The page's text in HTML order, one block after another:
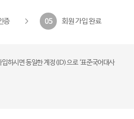
증 05 회원 가입 완료
하시면 동일한 계정(ID)으로 ‘표준국어대사